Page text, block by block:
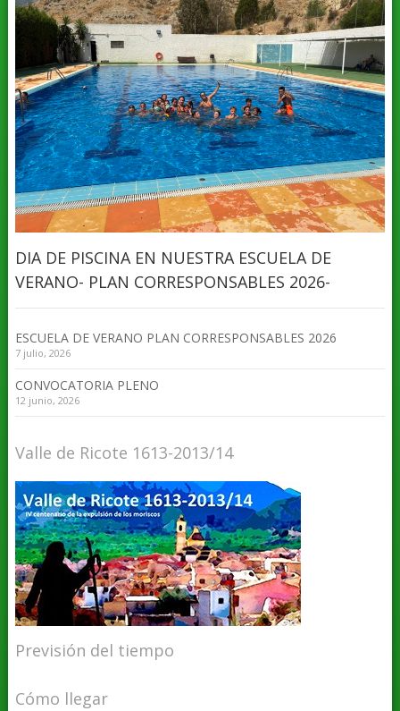
DIA DE PISCINA EN NUESTRA ESCUELA DE
VERANO- PLAN CORRESPONSABLES 2026-
ESCUELA DE VERANO PLAN CORRESPONSABLES 2026
7 julio, 2026
CONVOCATORIA PLENO
12 junio, 2026
Valle de Ricote 1613-2013/14
Previsión del tiempo
Cómo llegar